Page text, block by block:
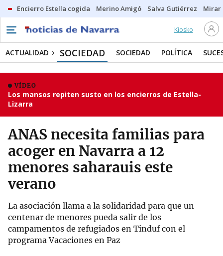
Encierro Estella cogida Merino Amigó Salva Gutiérrez Mirar
Kiosko
ACTUALIDAD SOCIEDAD SOCIEDAD POLÍTICA
VÍDEO
Los mansos repiten susto en los encierros de Estella-
Lizarra
ANAS necesita familias para
acoger en Navarra a 12
menores saharauis este
verano
La asociación llama a la solidaridad para que un
centenar de menores pueda salir de los
campamentos de refugiados en Tinduf con el
programa Vacaciones en Paz